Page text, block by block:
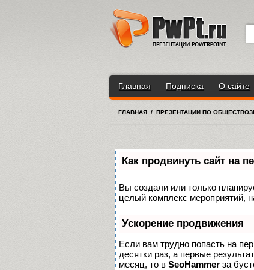
Главная Подписка О сайте
ГЛАВНАЯ / ПРЕЗЕНТАЦИИ ПО
Как продвинуть сайт на
Вы создали или только
целый комплекс мероприятий,
Ускорение продвижения
Если вам трудно попасть на
десятки раз, а первые
месяц, то в SeoHammer за